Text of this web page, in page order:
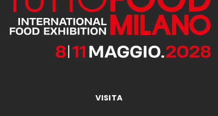
VISITA